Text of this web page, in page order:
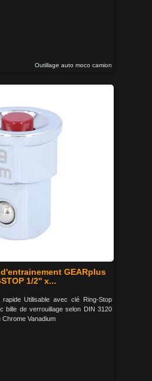
Outillage auto moco camion
GEARplus
1/2'' x...
rapide Utilisable avec clé Ring-Stop
bille de verrouillage selon DIN 3120
Chrome Vanadium